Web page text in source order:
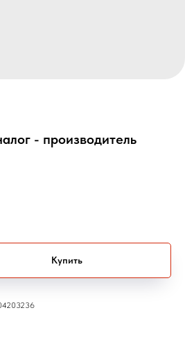
- производитель
Купить